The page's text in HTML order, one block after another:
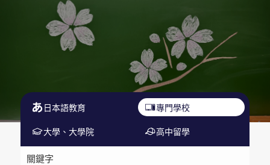
日本語教育 專門學校
大學、大學院 高中留學
關鍵字